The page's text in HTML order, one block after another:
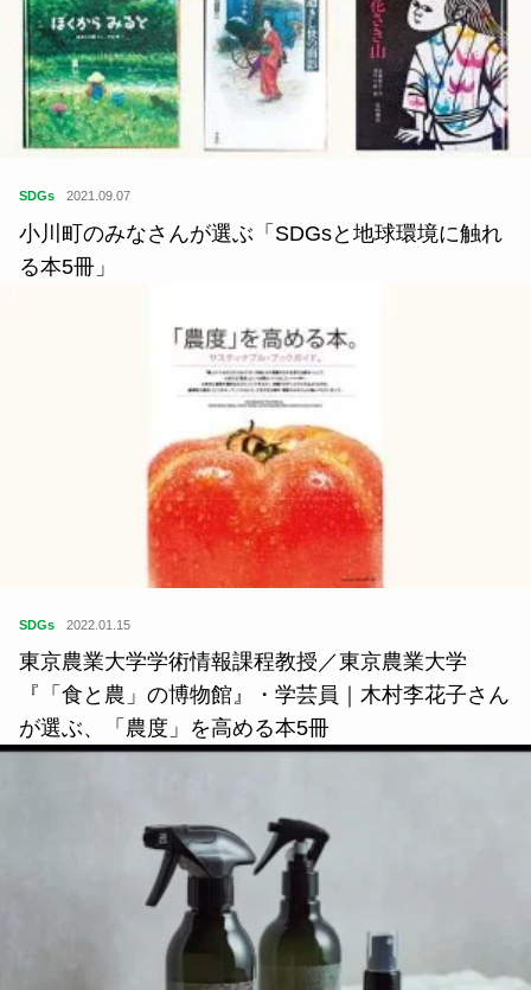
SDGs 2021.09.07
小川町のみなさんが選ぶ「SDGsと地球環境に触れ
る本5冊」
SDGs 2022.01.15
東京農業大学学術情報課程教授／東京農業大学
『「食と農」の博物館』・学芸員｜木村李花子さん
が選ぶ、「農度」を高める本5冊